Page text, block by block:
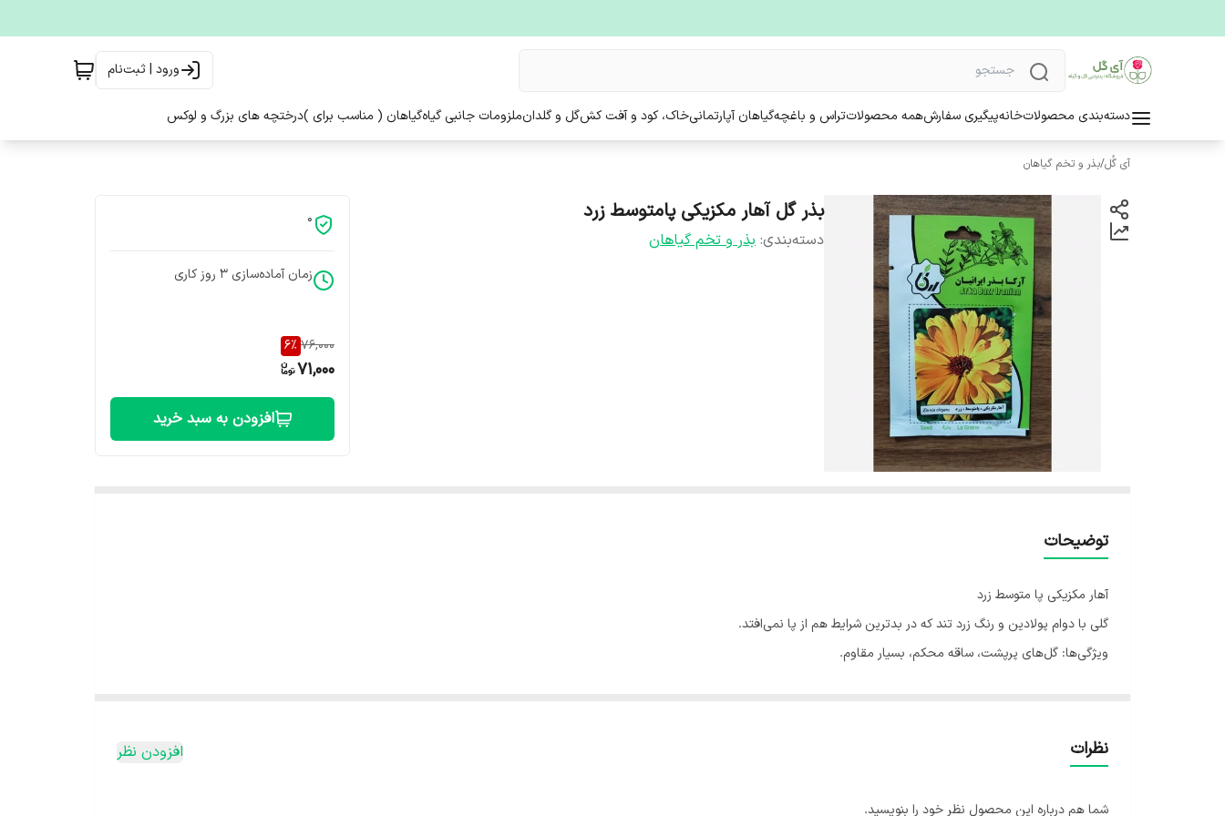
ورود | ثبت‌نام
دسته‌بندی محصولاتخانهپیگیری سفارشهمه محصولاتتراس و باغچهگیاهان آپارتمانیخاک، کود و آفت کشگل و گلدانملزومات جانبی گیاهگیاهان ( مناسب برای )درختچه های بزرگ و لوکس
آی گُل/بذر و تخم گیاهان
بذر گل آهار مکزیکی پامتوسط زرد
دسته‌بندی: بذر و تخم گیاهان
0
زمان آماده‌سازی 3 روز کاری
76,000
6%
71,000
افزودن به سبد خرید
توضیحات
آهار مکزیکی پا متوسط زرد
​گلی با دوام پولادین و رنگ زرد تند که در بدترین شرایط هم از پا نمی‌افتد.
​ویژگی‌ها: گل‌های پرپشت، ساقه محکم، بسیار مقاوم.
​آبیاری: زمانی که خاک خشک شد؛ به آبیاری زیاد حساس است.
نظرات افزودن نظر
شما هم درباره این محصول نظر خود را بنویسید.